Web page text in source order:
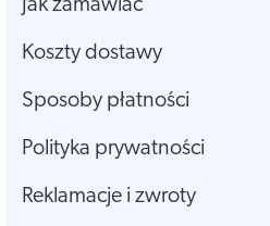
Jak zamawiać
Koszty dostawy
Sposoby płatności
Polityka prywatności
Reklamacje i zwroty